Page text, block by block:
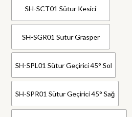
SH-SCT01 Sütur Kesici
SH-SGR01 Sütur Grasper
SH-SPL01 Sütur Geçirici 45° Sol
SH-SPR01 Sütur Geçirici 45° Sağ